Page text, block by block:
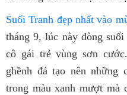
Suối Tranh đẹp nhất vào
tháng 9, lúc này dòng
cô gái trẻ vùng sơn
ghềnh đá tạo nên những
trong màu xanh mượt mà